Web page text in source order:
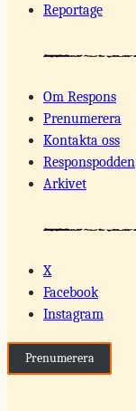
Reportage
Om Respons
Prenumerera
Kontakta oss
Responspodden
Arkivet
X
Facebook
Instagram
Prenumerera